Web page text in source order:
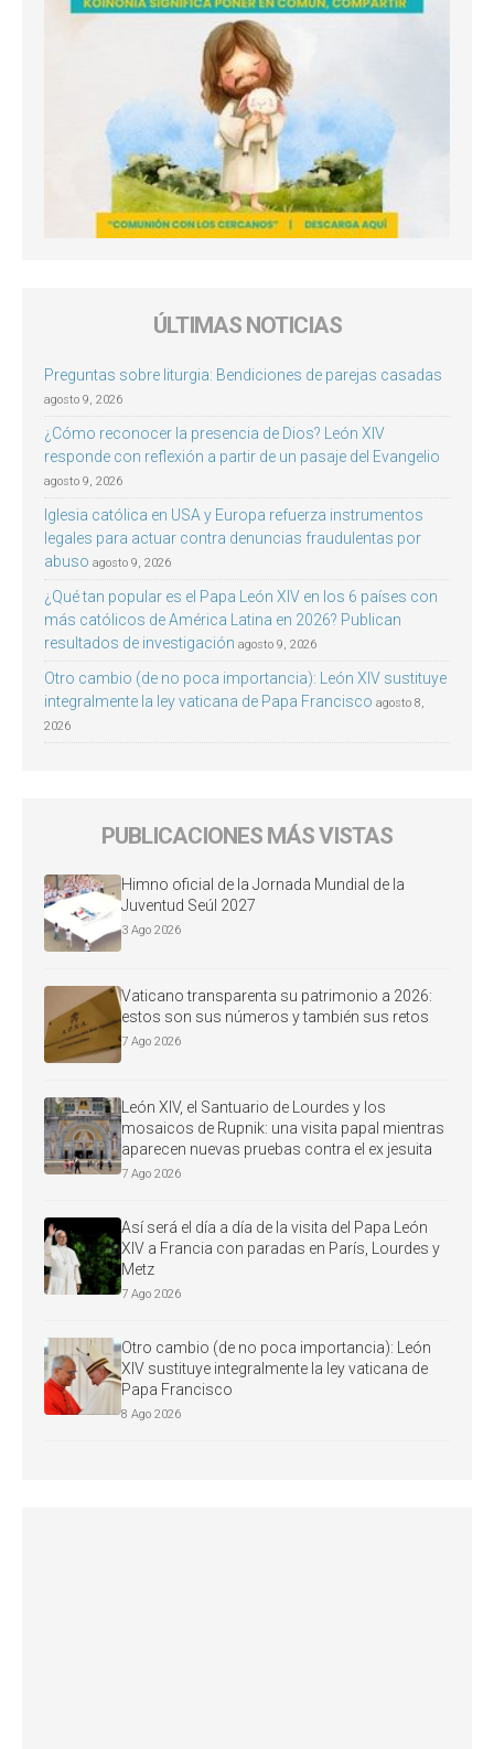
ÚLTIMAS NOTICIAS
Preguntas sobre liturgia: Bendiciones de parejas casadas
agosto 9, 2026
¿Cómo reconocer la presencia de Dios? León XIV
responde con reflexión a partir de un pasaje del Evangelio
agosto 9, 2026
Iglesia católica en USA y Europa refuerza instrumentos
legales para actuar contra denuncias fraudulentas por
abuso agosto 9, 2026
¿Qué tan popular es el Papa León XIV en los 6 países con
más católicos de América Latina en 2026? Publican
resultados de investigación agosto 9, 2026
Otro cambio (de no poca importancia): León XIV sustituye
integralmente la ley vaticana de Papa Francisco agosto 8,
2026
PUBLICACIONES MÁS VISTAS
Himno oficial de la Jornada Mundial de la
Juventud Seúl 2027
3 Ago 2026
Vaticano transparenta su patrimonio a 2026:
estos son sus números y también sus retos
7 Ago 2026
León XIV, el Santuario de Lourdes y los
mosaicos de Rupnik: una visita papal mientras
aparecen nuevas pruebas contra el ex jesuita
7 Ago 2026
Así será el día a día de la visita del Papa León
XIV a Francia con paradas en París, Lourdes y
Metz
7 Ago 2026
Otro cambio (de no poca importancia): León
XIV sustituye integralmente la ley vaticana de
Papa Francisco
8 Ago 2026